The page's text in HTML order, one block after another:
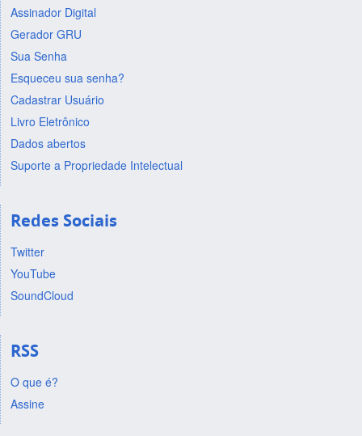
Assinador Digital
Gerador GRU
Sua Senha
Esqueceu sua senha?
Cadastrar Usuário
Livro Eletrônico
Dados abertos
Suporte a Propriedade Intelectual
Redes Sociais
Twitter
YouTube
SoundCloud
RSS
O que é?
Assine